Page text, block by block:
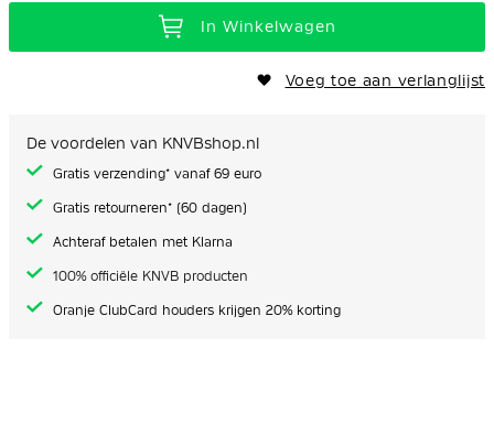
In Winkelwagen
Voeg toe aan verlanglijst
De voordelen van KNVBshop.nl
Gratis verzending* vanaf 69 euro
Gratis retourneren* (60 dagen)
Achteraf betalen met Klarna
100% officiële KNVB producten
Oranje ClubCard houders krijgen 20% korting